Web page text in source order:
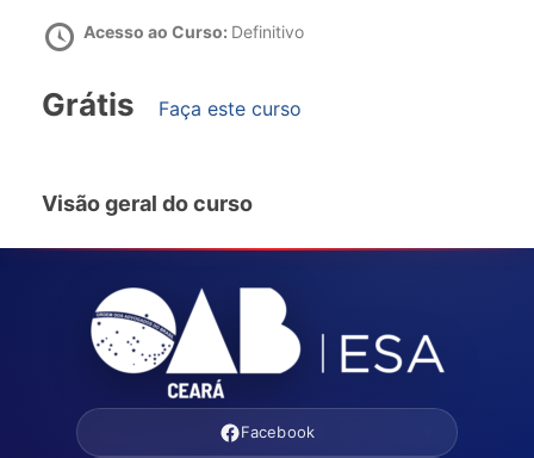
Acesso ao Curso: Definitivo
Grátis Faça este curso
Visão geral do curso
Facebook